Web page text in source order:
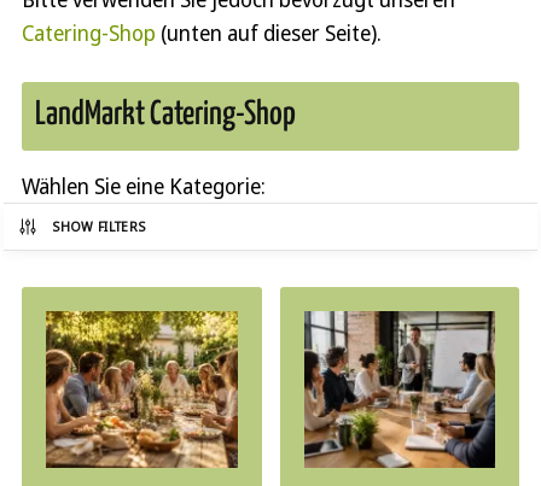
Catering-Shop (unten auf dieser Seite).
LandMarkt Catering-Shop
Wählen Sie eine Kategorie:
SHOW FILTERS